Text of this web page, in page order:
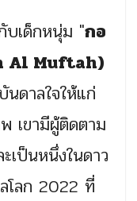
บเด็กหนุ่ม "กอ
Al Muftah)
นดาลใจให้แก่
เขามีผู้ติดตาม
เป็นหนึ่งในดาว
โลก 2022 ที่